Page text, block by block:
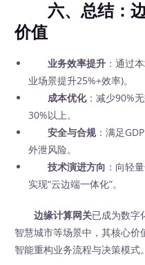
六、总结：
价值
业务效率提升 ：通过
业场景提升25%+效率)。
成本优化：减少90%
30%以上。
安全与合规：满足
外泄风险。
技术演进方向 ：向轻
实现“云边端一体化”。
边缘计算网关已成为数字
智慧城市等场景中，其核心
智能重构业务流程与决策模式。